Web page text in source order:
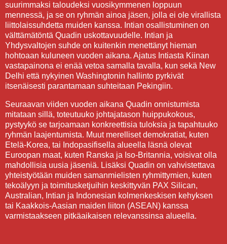
suurimmaksi taloudeksi vuosikymmenen loppuun
mennessä, ja se on ryhmän ainoa jäsen, jolla ei ole virallista
liittolaissuhdetta muiden kanssa. Intian osallistuminen on
välttämätöntä Quadin uskottavuudelle. Intian ja
Yhdysvaltojen suhde on kuitenkin menettänyt hieman
hohtoaan kuluneen vuoden aikana. Ajatus Intiasta Kiinan
vastapainona ei enää vetoa samalla tavalla, kun sekä New
Delhi että nykyinen Washingtonin hallinto pyrkivät
itsenäisesti parantamaan suhteitaan Pekingiin.
Seuraavan viiden vuoden aikana Quadin onnistumista
mitataan sillä, toteutuuko johtajatason huippukokous,
pystyykö se tarjoamaan konkreettisia tuloksia ja tapahtuuko
ryhmän laajentumista. Muut merelliset demokratiat, kuten
Etelä-Korea, tai Indopasifisella alueella läsnä olevat
Euroopan maat, kuten Ranska ja Iso-Britannia, voisivat olla
mahdollisia uusia jäseniä. Lisäksi Quadin on vahvistettava
yhteistyötään muiden samanmielisten ryhmittymien, kuten
tekoälyyn ja toimitusketjuihin keskittyvän PAX Silican,
Australian, Intian ja Indonesian kolmenkeskisen kehyksen
tai Kaakkois-Aasian maiden liiton (ASEAN) kanssa
varmistaakseen pitkäaikaisen relevanssinsa alueella.